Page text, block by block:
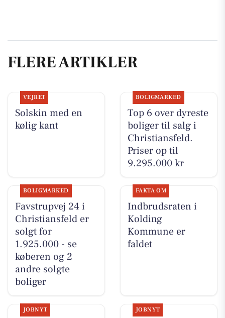
FLERE ARTIKLER
VEJRET
Solskin med en
kølig kant
BOLIGMARKED
Top 6 over dyreste
boliger til salg i
Christiansfeld.
Priser op til
9.295.000 kr
BOLIGMARKED
Favstrupvej 24 i
Christiansfeld er
solgt for
1.925.000 - se
køberen og 2
andre solgte
boliger
FAKTA OM
Indbrudsraten i
Kolding
Kommune er
faldet
JOBNYT JOBNYT